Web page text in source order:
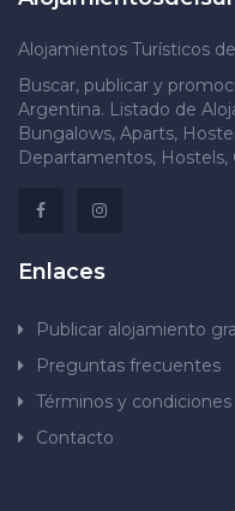
Alojamientos Turísticos
Buscar, publicar y
Argentina. Listado de
Bungalows, Aparts,
Departamentos, Hostels,
Enlaces
Publicar alojamiento
Preguntas frecuentes
Términos y condiciones
Contacto